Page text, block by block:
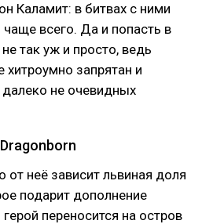
Каламит: в битвах с ними
чаще всего. Да и попасть в
так уж и просто, ведь
хитроумно запрятан и
не очевидных
от неё зависит львиная доля
подарит дополнение
переносится на остров